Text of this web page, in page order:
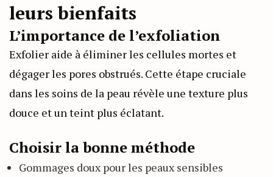
leurs bienfaits
L’importance de l’exfoliation
Exfolier aide à éliminer les cellules mortes et
dégager les pores obstrués. Cette étape cruciale
dans les soins de la peau révèle une texture plus
douce et un teint plus éclatant.
Choisir la bonne méthode
Gommages doux pour les peaux sensibles